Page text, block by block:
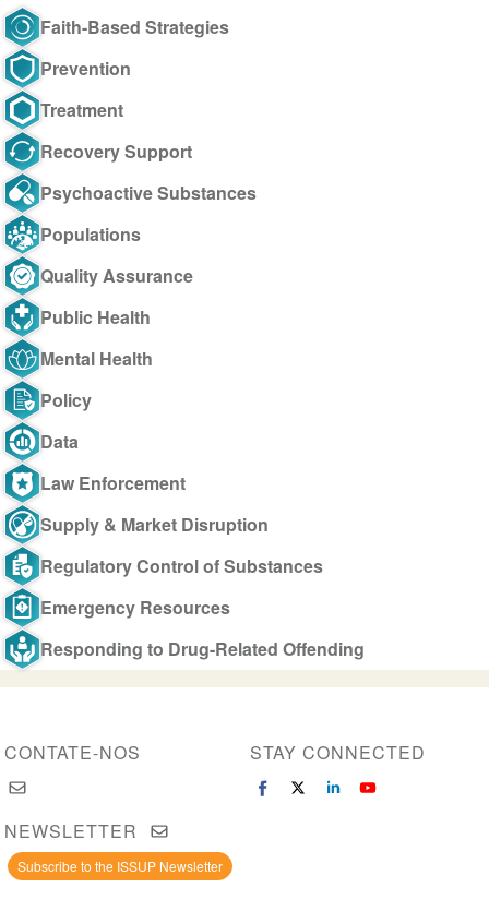
Faith-Based Strategies
Prevention
Treatment
Recovery Support
Psychoactive Substances
Populations
Quality Assurance
Public Health
Mental Health
Policy
Data
Law Enforcement
Supply & Market Disruption
Regulatory Control of Substances
Emergency Resources
Responding to Drug-Related Offending
CONTATE-NOS STAY CONNECTED
NEWSLETTER
Subscribe to the ISSUP Newsletter